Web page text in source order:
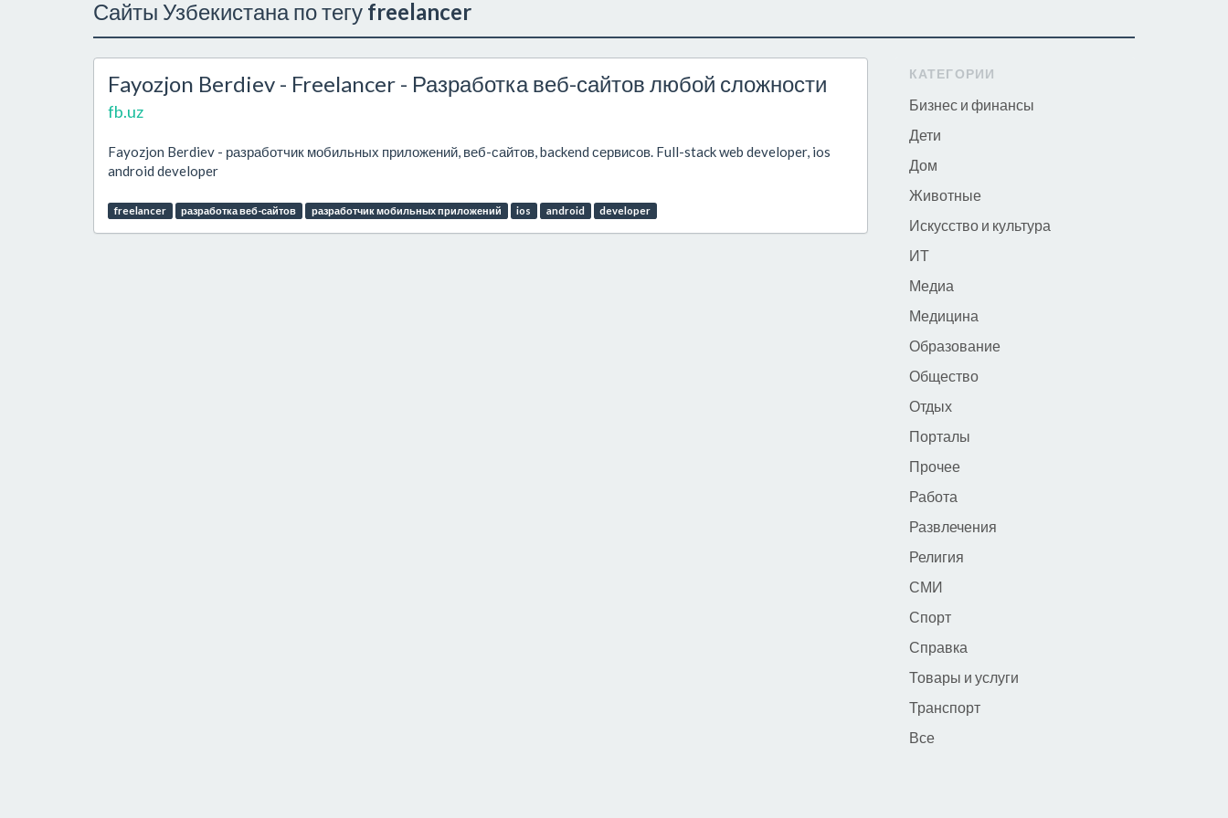
Сайты Узбекистана по тегу freelancer
Fayozjon Berdiev - Freelancer - Разработка веб-сайтов любой сложности
fb.uz
Fayozjon Berdiev - разработчик мобильных приложений, веб-сайтов, backend сервисов. Full-stack web developer, ios
android developer
freelancer разработка веб-сайтов разработчик мобильных приложений ios android developer
КАТЕГОРИИ
Бизнес и финансы
Дети
Дом
Животные
Искусство и культура
ИТ
Медиа
Медицина
Образование
Общество
Отдых
Порталы
Прочее
Работа
Развлечения
Религия
СМИ
Спорт
Справка
Товары и услуги
Транспорт
Все